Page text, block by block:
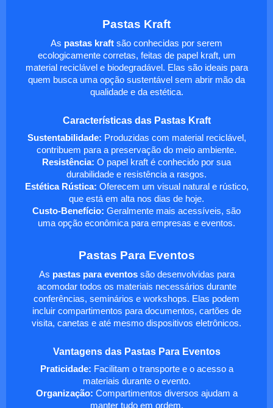
Pastas Kraft
As pastas kraft são conhecidas por serem
ecologicamente corretas, feitas de papel kraft, um
material reciclável e biodegradável. Elas são ideais para
quem busca uma opção sustentável sem abrir mão da
qualidade e da estética.
Características das Pastas Kraft
Sustentabilidade: Produzidas com material reciclável,
contribuem para a preservação do meio ambiente.
Resistência: O papel kraft é conhecido por sua
durabilidade e resistência a rasgos.
Estética Rústica: Oferecem um visual natural e rústico,
que está em alta nos dias de hoje.
Custo-Benefício: Geralmente mais acessíveis, são
uma opção econômica para empresas e eventos.
Pastas Para Eventos
As pastas para eventossão desenvolvidas para
acomodar todos os materiais necessários durante
conferências, seminários e workshops. Elas podem
incluir compartimentos para documentos, cartões de
visita, canetas e até mesmo dispositivos eletrônicos.
Vantagens das Pastas Para Eventos
Praticidade: Facilitam o transporte e o acesso a
materiais durante o evento.
Organização: Compartimentos diversos ajudam a
manter tudo em ordem.